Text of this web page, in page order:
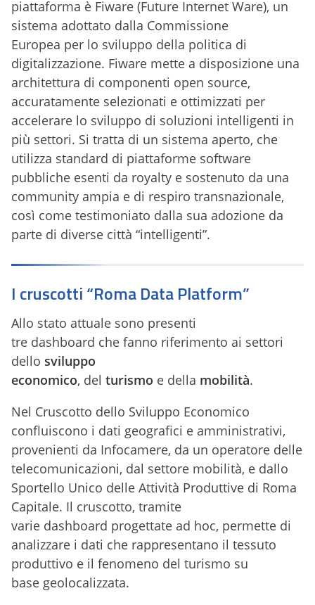
piattaforma è Fiware (Future Internet Ware), un
sistema adottato dalla Commissione
Europea per lo sviluppo della politica di
digitalizzazione. Fiware mette a disposizione una
architettura di componenti open source,
accuratamente selezionati e ottimizzati per
accelerare lo sviluppo di soluzioni intelligenti in
più settori. Si tratta di un sistema aperto, che
utilizza standard di piattaforme software
pubbliche esenti da royalty e sostenuto da una
community ampia e di respiro transnazionale,
così come testimoniato dalla sua adozione da
parte di diverse città “intelligenti”.
I cruscotti “Roma Data Platform”
Allo stato attuale sono presenti
tre dashboard che fanno riferimento ai settori
dello sviluppo
economico, del turismo e della mobilità.
Nel Cruscotto dello Sviluppo Economico
confluiscono i dati geografici e amministrativi,
provenienti da Infocamere, da un operatore delle
telecomunicazioni, dal settore mobilità, e dallo
Sportello Unico delle Attività Produttive di Roma
Capitale. Il cruscotto, tramite
varie dashboard progettate ad hoc, permette di
analizzare i dati che rappresentano il tessuto
produttivo e il fenomeno del turismo su
base geolocalizzata.